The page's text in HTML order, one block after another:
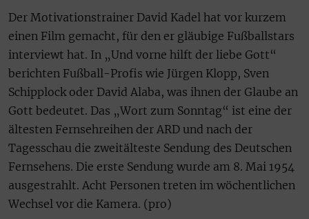
Der Motivationstrainer David Kadel hat vor kurzem
einen Film gemacht, für den er gläubige Fußballstars
interviewt hat. In „Und vorne hilft der liebe Gott“
berichten Fußball-Profis wie Jürgen Klopp, Sven
Schipplock oder David Alaba, was ihnen der Glaube an
Gott bedeutet. Das „Wort zum Sonntag“ ist eine der
ältesten Fernsehreihen der ARD und nach der
Tagesschau die zweitälteste Sendung des Deutschen
Fernsehens. Die erste Sendung wurde am 8. Mai 1954
ausgestrahlt. Acht Personen treten im wöchentlichen
Wechsel vor die Kamera. (pro)